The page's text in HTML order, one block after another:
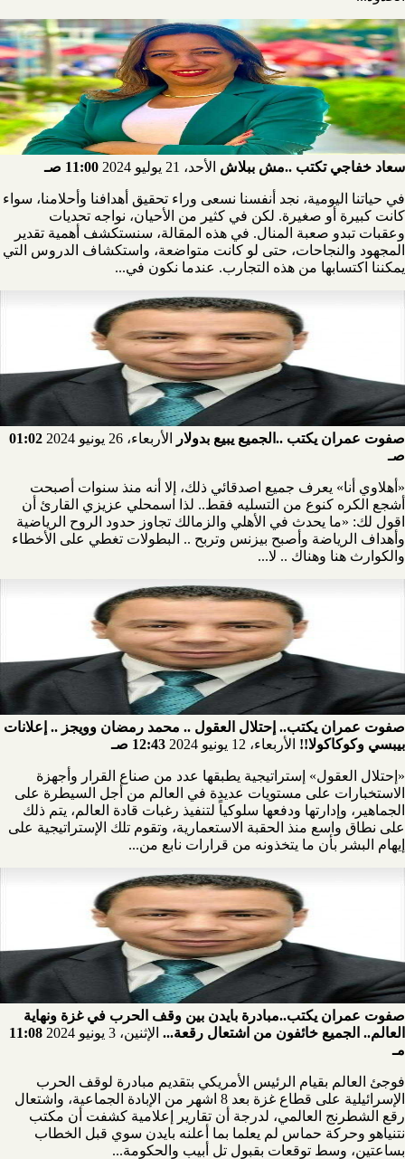
سعاد خفاجي تكتب ..مش ببلاش الأحد، 21 يوليو 2024 11:00 صـ
في حياتنا اليومية، نجد أنفسنا نسعى وراء تحقيق أهدافنا وأحلامنا، سواء
كانت كبيرة أو صغيرة. لكن في كثير من الأحيان، نواجه تحديات
وعقبات تبدو صعبة المنال. في هذه المقالة، سنستكشف أهمية تقدير
المجهود والنجاحات، حتى لو كانت متواضعة، واستكشاف الدروس التي
يمكننا اكتسابها من هذه التجارب. عندما نكون في...
صفوت عمران يكتب ..الجميع يبيع بدولار الأربعاء، 26 يونيو 2024
01:02
صـ
«أهلاوي أنا» يعرف جميع اصدقائي ذلك، إلا أنه منذ سنوات أصبحت
أشجع الكره كنوع من التسليه فقط.. لذا اسمحلي عزيزي القارئ أن
اقول لك: «ما يحدث في الأهلي والزمالك تجاوز حدود الروح الرياضية
وأهداف الرياضة وأصبح بيزنس وتربح .. البطولات تغطي على الأخطاء
والكوارث هنا وهناك .. لا...
صفوت عمران يكتب.. إحتلال العقول .. محمد رمضان وويجز .. إعلانات
بيبسي وكوكاكولا!! الأربعاء، 12 يونيو 2024 12:43 صـ
«إحتلال العقول» إستراتيجية يطبقها عدد من صناع القرار وأجهزة
الاستخبارات على مستويات عديدة في العالم من أجل السيطرة على
الجماهير، وإدارتها ودفعها سلوكياً لتنفيذ رغبات قادة العالم، يتم ذلك
على نطاق واسع منذ الحقبة الاستعمارية، وتقوم تلك الإستراتيجية على
إيهام البشر بأن ما يتخذونه من قرارات نابع من...
صفوت عمران يكتب..مبادرة بايدن بين وقف الحرب في غزة ونهاية
العالم.. الجميع خائفون من اشتعال رقعة... الإثنين، 3 يونيو 2024
11:08
مـ
فوجئ العالم بقيام الرئيس الأمريكي بتقديم مبادرة لوقف الحرب
الإسرائيلية على قطاع غزة بعد 8 اشهر من الإبادة الجماعية، واشتعال
رقع الشطرنج العالمي، لدرجة أن تقارير إعلامية كشفت أن مكتب
نتنياهو وحركة حماس لم يعلما بما أعلنه بايدن سوي قبل الخطاب
بساعتين، وسط توقعات بقبول تل أبيب والحكومة...